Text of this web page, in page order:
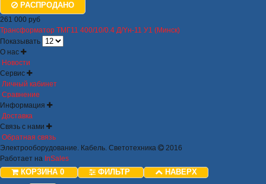
РАСПРОДАНО
261 000 руб
Трансформатор ТМГ11 400/10/0.4 Д/Yн-11 У1 (Минск)
Показывать
О нас
Новости
Сервис
Личный кабинет
Сравнение
Информация
Доставка
Связь с нами
Обратная связь
Электрооборудование. Кабель. Светотехника
2016
Работает на InSales
КОРЗИНА 0 ФИЛЬТР НАВЕРХ